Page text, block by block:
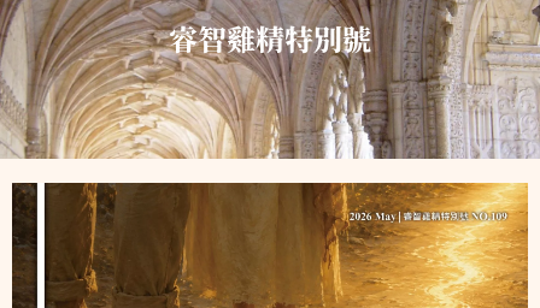
睿智雞精特別號